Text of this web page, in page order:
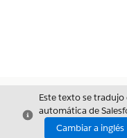
Cerrar
Este texto se
automática de
Cambiar a inglés